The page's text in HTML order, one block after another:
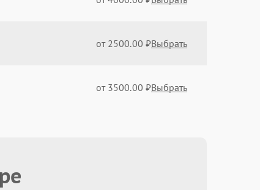
от 2500.00 ₽Выбрать
от 3500.00 ₽Выбрать